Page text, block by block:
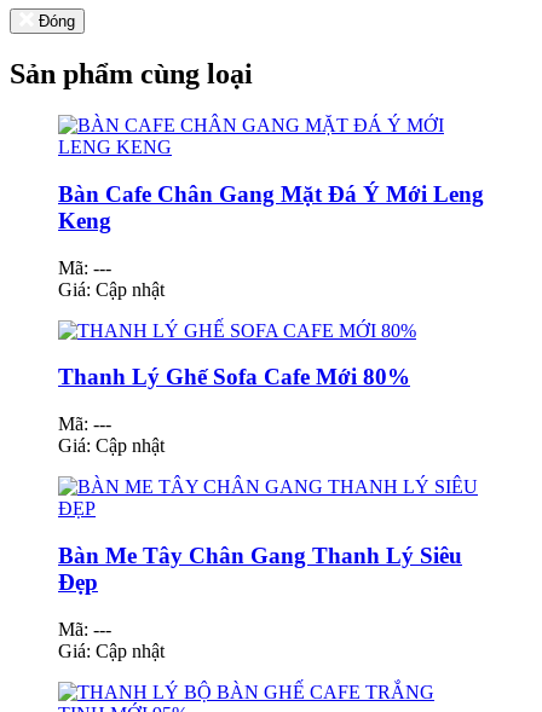
Đóng
Sản phẩm cùng loại
Bàn Cafe Chân Gang Mặt Đá Ý Mới Leng
Keng
Mã: ---
Giá: Cập nhật
Thanh Lý Ghế Sofa Cafe Mới 80%
Mã: ---
Giá: Cập nhật
Bàn Me Tây Chân Gang Thanh Lý Siêu
Đẹp
Mã: ---
Giá: Cập nhật